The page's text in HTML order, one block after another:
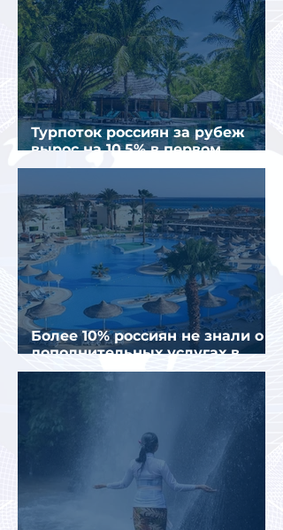
Турпоток россиян за рубеж
вырос на 10,5% в первом
полугодии 2026 года
Более 10% россиян не знали о
дополнительных услугах в
отелях